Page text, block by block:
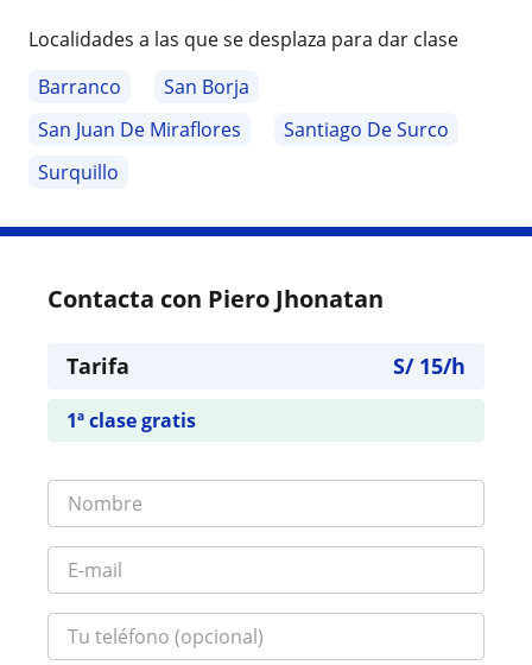
Localidades a las que se desplaza para dar clase
Barranco
San Borja
San Juan De Miraflores
Santiago De Surco
Surquillo
Contacta con Piero Jhonatan
Tarifa S/ 15/h
1ª clase gratis